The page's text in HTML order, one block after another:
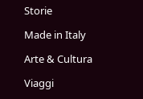
Storie
Made in Italy
Arte & Cultura
Viaggi